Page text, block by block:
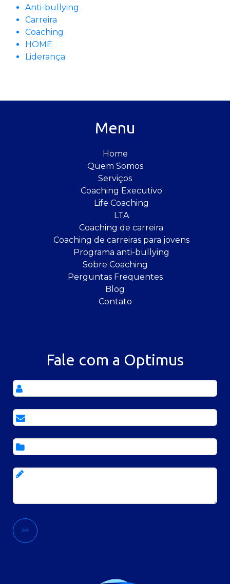
Anti-bullying
Carreira
Coaching
HOME
Liderança
Menu
Home
Quem Somos
Serviços
Coaching Executivo
Life Coaching
LTA
Coaching de carreira
Coaching de carreiras para jovens
Programa anti-bullying
Sobre Coaching
Perguntas Frequentes
Blog
Contato
Fale com a Optimus